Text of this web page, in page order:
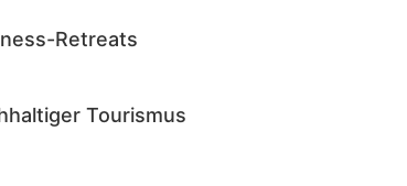
Retreats
Tourismus